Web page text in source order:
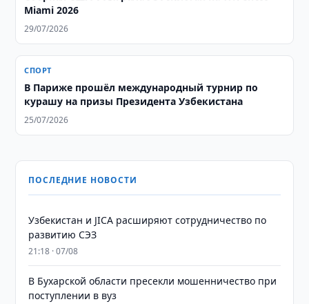
Miami 2026
29/07/2026
СПОРТ
В Париже прошёл международный турнир по
курашу на призы Президента Узбекистана
25/07/2026
ПОСЛЕДНИЕ НОВОСТИ
Узбекистан и JICA расширяют сотрудничество по
развитию СЭЗ
21:18 · 07/08
В Бухарской области пресекли мошенничество при
поступлении в вуз